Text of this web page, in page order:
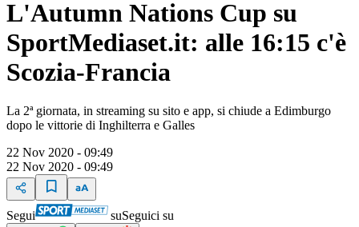
L'Autumn Nations Cup su
SportMediaset.it: alle 16:15 c'è
Scozia-Francia
La 2ª giornata, in streaming su sito e app, si chiude a Edimburgo
dopo le vittorie di Inghilterra e Galles
22 Nov 2020 - 09:49
22 Nov 2020 - 09:49
Segui suSeguici su